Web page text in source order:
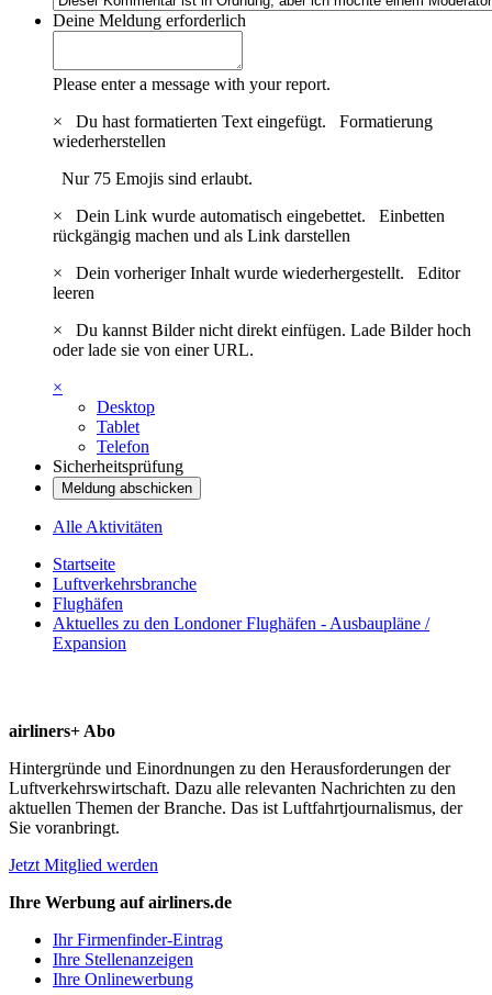
Deine Meldung erforderlich
Please enter a message with your report.
×
Du hast formatierten Text eingefügt. Formatierung
wiederherstellen
Nur 75 Emojis sind erlaubt.
×
Dein Link wurde automatisch eingebettet. Einbetten
rückgängig machen und als Link darstellen
×
Dein vorheriger Inhalt wurde wiederhergestellt. Editor
leeren
×
Du kannst Bilder nicht direkt einfügen. Lade Bilder hoch
oder lade sie von einer URL.
×
Desktop
Tablet
Telefon
Sicherheitsprüfung
Meldung abschicken
Alle Aktivitäten
Startseite
Luftverkehrsbranche
Flughäfen
Aktuelles zu den Londoner Flughäfen - Ausbaupläne /
Expansion
airliners+ Abo
Hintergründe und Einordnungen zu den Herausforderungen der
Luftverkehrswirtschaft. Dazu alle relevanten Nachrichten zu den
aktuellen Themen der Branche. Das ist Luftfahrtjournalismus, der
Sie voranbringt.
Jetzt Mitglied werden
Ihre Werbung auf airliners.de
Ihr Firmenfinder-Eintrag
Ihre Stellenanzeigen
Ihre Onlinewerbung